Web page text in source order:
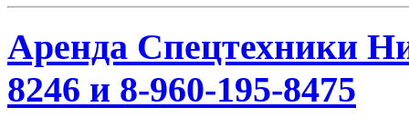
Аренда Спецтехники
8246 и 8-960-195-8475